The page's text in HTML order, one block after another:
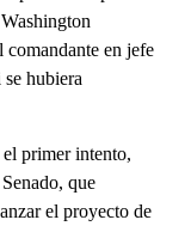
comandante en jefe
hubiera
primer intento,
que
el proyecto de